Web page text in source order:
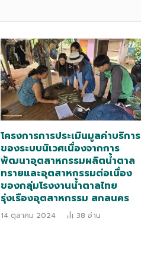
โครงการการประเมินมูลค่าบริการ
ของระบบนิเวศเนื่องจากการ
พัฒนาอุตสาหกรรมผลิตน้ำตาล
ทรายและอุตสาหกรรมต่อเนื่อง
ของกลุ่มโรงงานน้ำตาลไทย
รุ่งเรืองอุตสาหกรรม สกลนคร
14 ตุลาคม 2024 38 อ่าน